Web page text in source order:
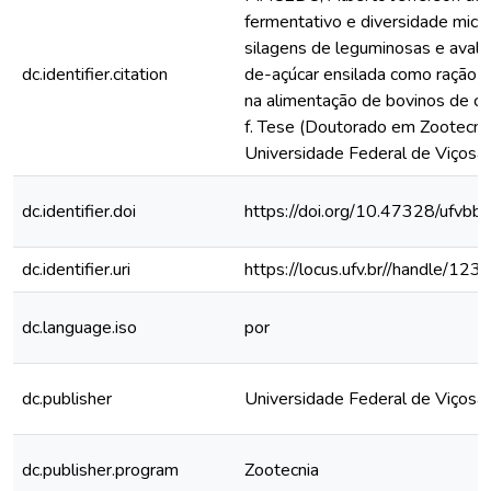
dc.identifier.citation
fermentativo e diversidade
silagens de leguminosas e
de-açúcar ensilada como ração
na alimentação de bovinos de
f. Tese (Doutorado em
Universidade Federal de
dc.identifier.doi https://doi.org/10.47328/
dc.identifier.uri https://locus.ufv.br//handle/
dc.language.iso por
dc.publisher Universidade Federal de Viçosa
dc.publisher.program Zootecnia